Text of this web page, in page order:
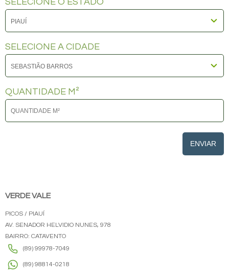
SELECIONE A CIDADE
QUANTIDADE M²
ENVIAR
VERDE VALE
PICOS / PIAUÍ
AV. SENADOR HELVIDIO NUNES, 978
BAIRRO: CATAVENTO
(89) 99978-7049
(89) 98814-0218